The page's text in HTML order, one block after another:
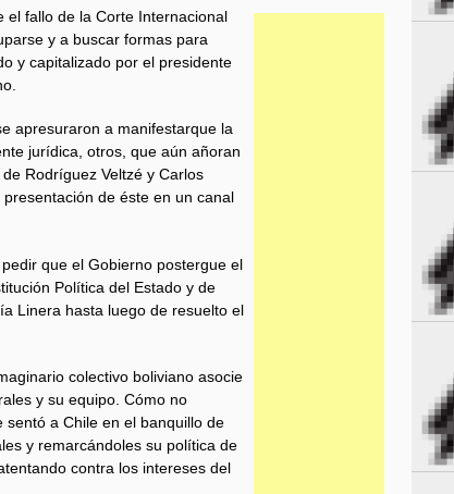
el fallo de la Corte Internacional
y a buscar formas para
y capitalizado por el presidente
apresuraron a manifestarque la
jurídica, otros, que aún añoran
Rodríguez Veltzé y Carlos
de éste en un canal
que el Gobierno postergue el
Política del Estado y de
Linera hasta luego de resuelto el
colectivo boliviano asocie
y su equipo. Cómo no
a Chile en el banquillo de
y remarcándoles su política de
contra los intereses del